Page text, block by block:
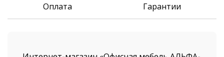
Оплата Гарантии